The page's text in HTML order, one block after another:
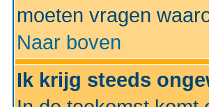
moeten vragen
Naar boven
Ik krijg steeds